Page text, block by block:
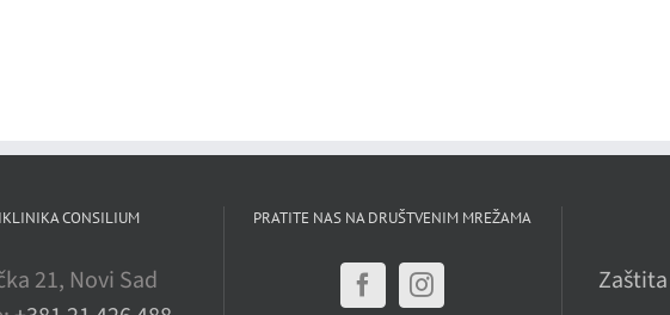
CONSILIUM
21, Novi Sad
PRATITE NAS NA DRUŠTVENIM MREŽAMA